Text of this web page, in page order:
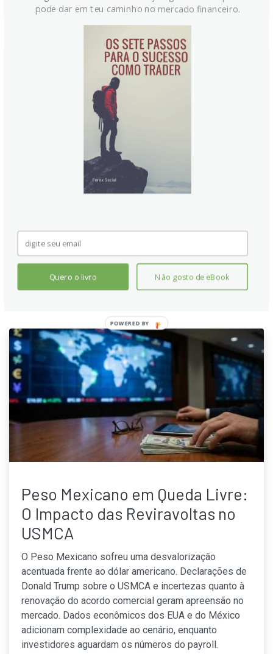
Dólar canadense recebe
impulso com renovadas
esperanças de acordo
O dólar canadense recebeu impulso após o ministro
do Comércio indicar nova viagem a Washington para
negociações. A notícia empurrou o USD/CAD para
tarifas e acordos comerciais alimentam expectativas
de uma parceria mais sólida e duradoura.
Peso Mexicano em Queda Livre:
O Impacto das Reviravoltas no
USMCA
O Peso Mexicano sofreu uma desvalorização
acentuada frente ao dólar americano. Declarações de
Donald Trump sobre o USMCA e incertezas quanto à
renovação do acordo comercial geram apreensão no
mercado. Dados econômicos dos EUA e do México
adicionam complexidade ao cenário, enquanto
investidores aguardam os números do payroll.
pode dar em teu caminho no mercado financeiro.
Quero o livro Não gosto de eBook
POWERED BY